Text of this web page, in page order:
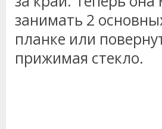
занимать 2
планке или
прижимая стекло.